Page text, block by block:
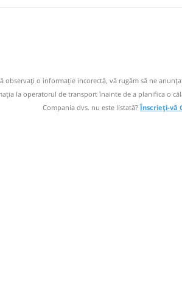
observați o informaţie incorectă, vă rugăm să ne
la operatorul de transport înainte de a planifica o
Compania dvs. nu este listată?Înscrieți-vă